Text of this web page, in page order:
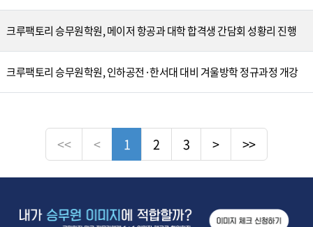
크루팩토리 승무원학원, 메이저 항공과 대학 합격생 간담회 성황리 진행
크루팩토리 승무원학원, 인하공전·한서대 대비 겨울방학 정규과정 개강
<< < 1 2 3 > >>